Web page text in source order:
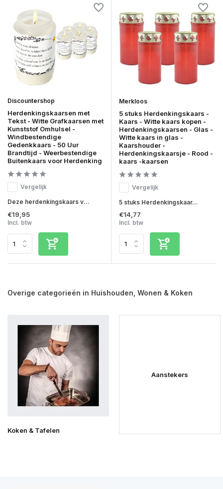
Discountershop
Herdenkingskaarsen met
Tekst - Witte Grafkaarsen met
Kunststof Omhulsel -
Windbestendige
Gedenkkaars - 50 Uur
Brandtijd - Weerbestendige
Buitenkaars voor Herdenking
Vergelijk
Deze herdenkingskaars v...
€19,95
Incl. btw
Merkloos
5 stuks Herdenkingskaars -
Kaars - Witte kaars kopen -
Herdenkingskaarsen - Glas -
Witte kaars in glas -
Kaarshouder -
Herdenkingskaarsje - Rood -
kaars -kaarsen
Vergelijk
5 stuks Herdenkingskaar...
€14,77
Incl. btw
Overige categorieën in Huishouden, Wonen & Koken
Koken & Tafelen
Aanstekers